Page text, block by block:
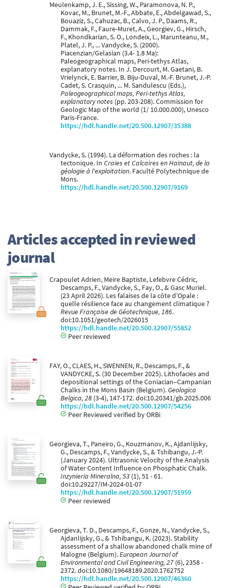
Meulenkamp, J. E., Sissing, W., Paramonova, N. P.,
Kovac, M., Brunet, M.-F., Abbate, E., Abdelgawad, S.,
Bouaziz, S., Cahuzac, B., Calvo, J. P., Daams, R.,
Dammak, F., Faure-Muret, A., Georgiev, G., Hirsch,
F., Khondkarian, S. O., Londeix, L., Marunteanu, M.,
Platel, J. P., ... Vandycke, S. (2000).
Piacenzian/Gelasian (3.4- 1.8 Ma):
Paleogeographical maps, Peri-tethys Atlas,
explanatory notes. In J. Dercourt, M. Gaetani, B.
Vrielynck, E. Barrier, B. Biju-Duval, M.-F. Brunet, J.-P.
Cadet, S. Crasquin, ... M. Sandulescu (Eds.),
Paleogeographical maps, Peri-tethys Atlas,
explanatory notes (pp. 203-208). Commission for
Geologic Map of the world (1/ 10.000.000), Unesco
Paris-France.
https://hdl.handle.net/20.500.12907/35388
Vandycke, S. (1994). La déformation des roches : la
tectonique. In Craies et Calcaires en Hainaut, de la
géologie à l'exploitation. Faculté Polytechnique de
Mons.
https://hdl.handle.net/20.500.12907/9169
Articles accepted in reviewed
journal
Crapoulet Adrien, Meire Baptiste, Lefebvre Cédric,
Descamps, F., Vandycke, S., Fay, O., & Gasc Muriel.
(23 April 2026). Les falaises de la côte d’Opale :
quelle résilience face au changement climatique ?
Revue Française de Géotechnique, 186.
doi:10.1051/geotech/2026015
https://hdl.handle.net/20.500.12907/55852
Peer reviewed
FAY, O., CLAES, H., SWENNEN, R., Descamps, F., &
VANDYCKE, S. (30 December 2025). Lithofacies and
depositional settings of the Coniacian–Campanian
Chalks in the Mons Basin (Belgium).Geologica
Belgica, 28 (3-4), 147-172. doi:10.20341/gb.2025.006
https://hdl.handle.net/20.500.12907/54256
Peer Reviewed verified by ORBi
Georgieva, T., Paneiro, G., Kouzmanov, K., Ajdanlijsky,
G., Descamps, F., Vandycke, S., & Tshibangu, J.-P.
(January 2024). Ultrasonic Velocity of the Analysis
of Water Content Influence on Phosphatic Chalk.
Inzynieria Mineralna, 53 (1), 51 - 61.
doi:10.29227/IM-2024-01-07
https://hdl.handle.net/20.500.12907/51959
Peer reviewed
Georgieva, T. D., Descamps, F., Gonze, N., Vandycke, S.,
Ajdanlijsky, G., & Tshibangu, K. (2023). Stability
assessment of a shallow abandoned chalk mine of
Malogne (Belgium).European Journal of
Environmental and Civil Engineering, 27 (6), 2358 -
2372. doi:10.1080/19648189.2020.1762752
https://hdl.handle.net/20.500.12907/46360